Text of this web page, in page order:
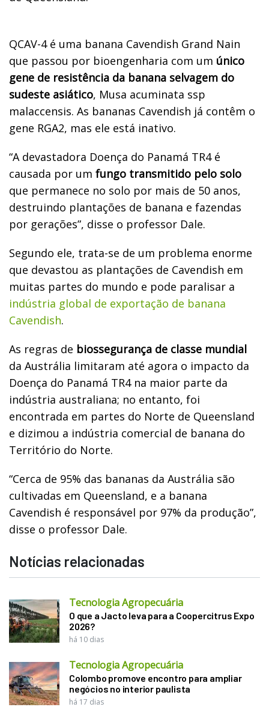
QCAV-4 é uma banana Cavendish Grand Nain
que passou por bioengenharia com um único
gene de resistência da banana selvagem do
sudeste asiático, Musa acuminata ssp
malaccensis. As bananas Cavendish já contêm o
gene RGA2, mas ele está inativo.
“A devastadora Doença do Panamá TR4 é
causada por um fungo transmitido pelo solo
que permanece no solo por mais de 50 anos,
destruindo plantações de banana e fazendas
por gerações”, disse o professor Dale.
Segundo ele, trata-se de um problema enorme
que devastou as plantações de Cavendish em
muitas partes do mundo e pode paralisar a
indústria global de exportação de banana
Cavendish.
As regras de biossegurança de classe mundial
da Austrália limitaram até agora o impacto da
Doença do Panamá TR4 na maior parte da
indústria australiana; no entanto, foi
encontrada em partes do Norte de Queensland
e dizimou a indústria comercial de banana do
Território do Norte.
“Cerca de 95% das bananas da Austrália são
cultivadas em Queensland, e a banana
Cavendish é responsável por 97% da produção”,
disse o professor Dale.
Notícias relacionadas
Tecnologia Agropecuária
O que a Jacto leva para a Coopercitrus Expo
2026?
há 10 dias
Tecnologia Agropecuária
Colombo promove encontro para ampliar
negócios no interior paulista
há 17 dias